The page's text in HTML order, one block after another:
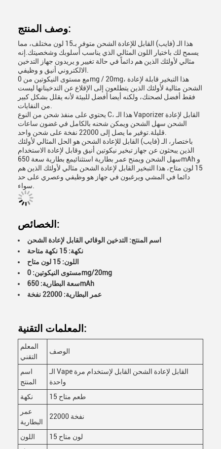
وصف المنتج:
هذا الـ (فايب) القابل للإعادة الشحن متوفر بـ15 لون مختلف، مما
يسمح لك باختيار اللون المثالي الذي يناسب أسلوبك وشخصيتك.إنه
مثالي لأولئك الذين هم دائماً في حالة تغيير و يريدون جهاز التدخين
مع مستوى النيكوتين من 0mg / 20mg، هذا التبخير قابلة لإعادة
الشحن مثالية لأولئك الذين يتطلعون إلى الإقلاع عن التدخينانها ليست
فقط أفضل لصحتك، ولكنه أيضا أفضل للبيئة لأنه يقلل بشكل كبير
يحتوي على منفذ شحن من النوع C، هذا الـ Vaporizer القابل لإعادة
الشحن سهل الشحن ويمكن شحنه بالكامل في غضون ساعات
باختصار، الـ (فايب) القابل للإعادة الشحن هو الحل المثالي لأولئك
الذين يبحثون عن جهاز تبخير نيكوتين أنيق وقابل لإعادة الاستخدام
سهل الشحن ويمنح عمر بطارية استثنائيمع بطارية سعة 650mAh و
15 لون متاح، هذا التبخير القابل لإعادة الشحن مثالي لأولئك الذين هم
دائما في المشي ويرغبون في جهاز هو وظيفي وعصري على حد
الخصائص:
اسم المنتج: التدخين الوقائي القابل لإعادة الشحن
نكهة: 15 نكهة متاحة
اللون: 15 لون متاح
مستوى النيكوتين: 0mg/20mg
سعة البطارية: 650mAh
عمر البطارية: 22000 نفخة
المعلمات التقنية:
المعلم
التقني
الوصف
اسم
المنتج
الـ Vape القابل لإعادة الشحن القابل لإستخدام مرة
واحدة
نكهة
15 طعم متاح
عمر
البطارية
22000 نفخة
اللون
15 لون متاح